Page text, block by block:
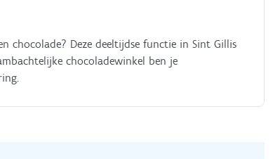
chocolade? Deze deeltijdse functie in Sint Gillis
chocoladewinkel ben je